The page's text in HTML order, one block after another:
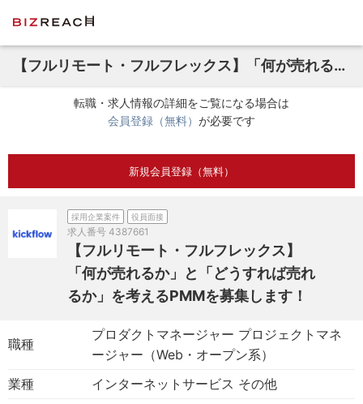
【フルリモート・フルフレックス】「何が売れるか」と「どうすれば売れるか」を考えるPMMを募集します！
転職・求人情報の詳細をご覧になる場合は
会員登録（無料） が必要です
新規会員登録（無料）
採用企業案件 役員面接
求人番号 4387661
【フルリモート・フルフレックス】
「何が売れるか」と「どうすれば売れ
るか」を考えるPMMを募集します！
職種
プロダクトマネージャー プロジェクトマネ
ージャー（Web・オープン系）
業種
インターネットサービス その他